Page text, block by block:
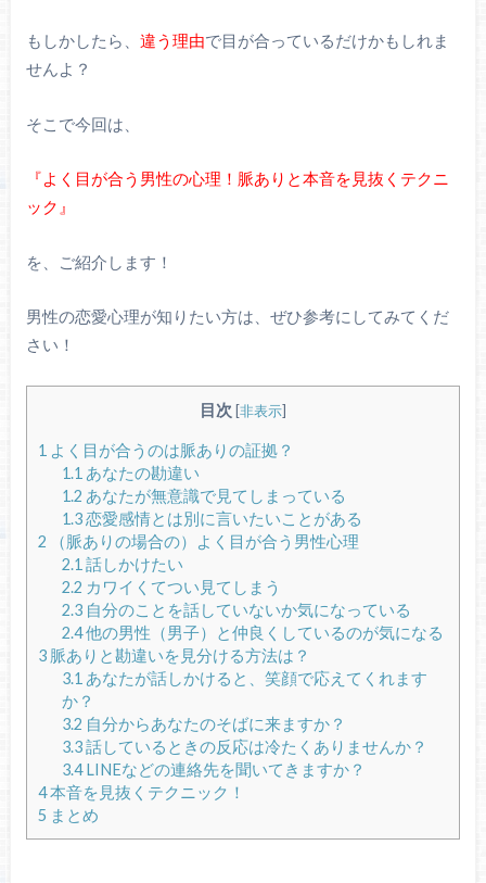
もしかしたら、 違う理由で目が合っているだけかもしれま
せんよ？
そこで今回は、
『よく目が合う男性の心理！脈ありと本音を見抜くテクニ
ック』
を、ご紹介します！
男性の恋愛心理が知りたい方は、ぜひ参考にしてみてくだ
さい！
目次 [非表示]
1よく目が合うのは脈ありの証拠？
1.1あなたの勘違い
1.2 あなたが無意識で見てしまっている
1.3恋愛感情とは別に言いたいことがある
2 （脈ありの場合の）よく目が合う男性心理
2.1話しかけたい
2.2 カワイくてつい見てしまう
2.3自分のことを話していないか気になっている
2.4他の男性（男子）と仲良くしているのが気になる
3脈ありと勘違いを見分ける方法は？
3.1あなたが話しかけると、笑顔で応えてくれます
か？
3.2 自分からあなたのそばに来ますか？
3.3話しているときの反応は冷たくありませんか？
3.4LINEなどの連絡先を聞いてきますか？
4本音を見抜くテクニック！
5 まとめ